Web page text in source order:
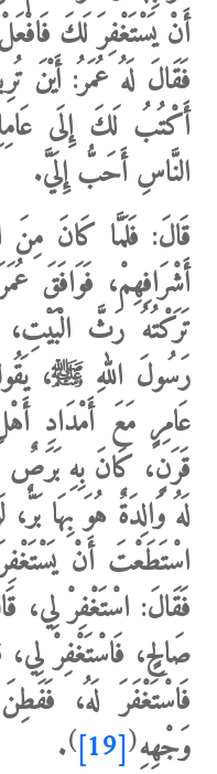
أَنْ يَسْتَغْفِرَ لَكَ
فَقَالَ لَهُ عُمَرُ: أَيْنَ
أَكْتُبُ لَكَ إِلَى
النَّاسِ أَحَبُّ إِلَيَّ.
قَالَ: فَلَمَّا كَانَ
أَشْرَافِهِمْ، فَوَافَقَ
تَرَكْتُهُ رَثَّ
رَسُولَ اللهِ ﷺ،
عَامِرٍ مَعَ أَمْدَادِ
قَرَنٍ، كَانَ بِهِ بَرَصٌ
لَهُ وَالِدَةٌ هُوَ بِهَا
اسْتَطَعْتَ أَنْ
فَقَالَ: اسْتَغْفِرْ
صَالِحٍ، فَاسْتَغْفِرْ
فَاسْتَغْفَرَ لَهُ،
وَجْهِهِ(
[19]
)
.